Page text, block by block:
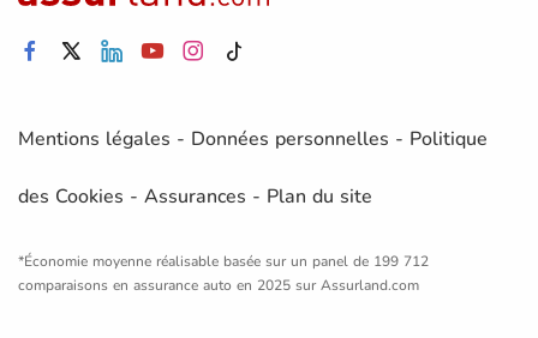
Mentions légales - Données personnelles - Politique
des Cookies - Assurances - Plan du site
*Économie moyenne réalisable basée sur un panel de 199 712
comparaisons en assurance auto en 2025 sur Assurland.com